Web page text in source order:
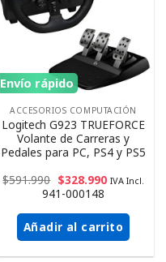
Envío rápido
ACCESORIOS COMPUTACIÓN
Logitech G923 TRUEFORCE
Volante de Carreras y
Pedales para PC, PS4 y PS5
$591.990 $328.990 IVA Incl.
941-000148
Añadir al carrito